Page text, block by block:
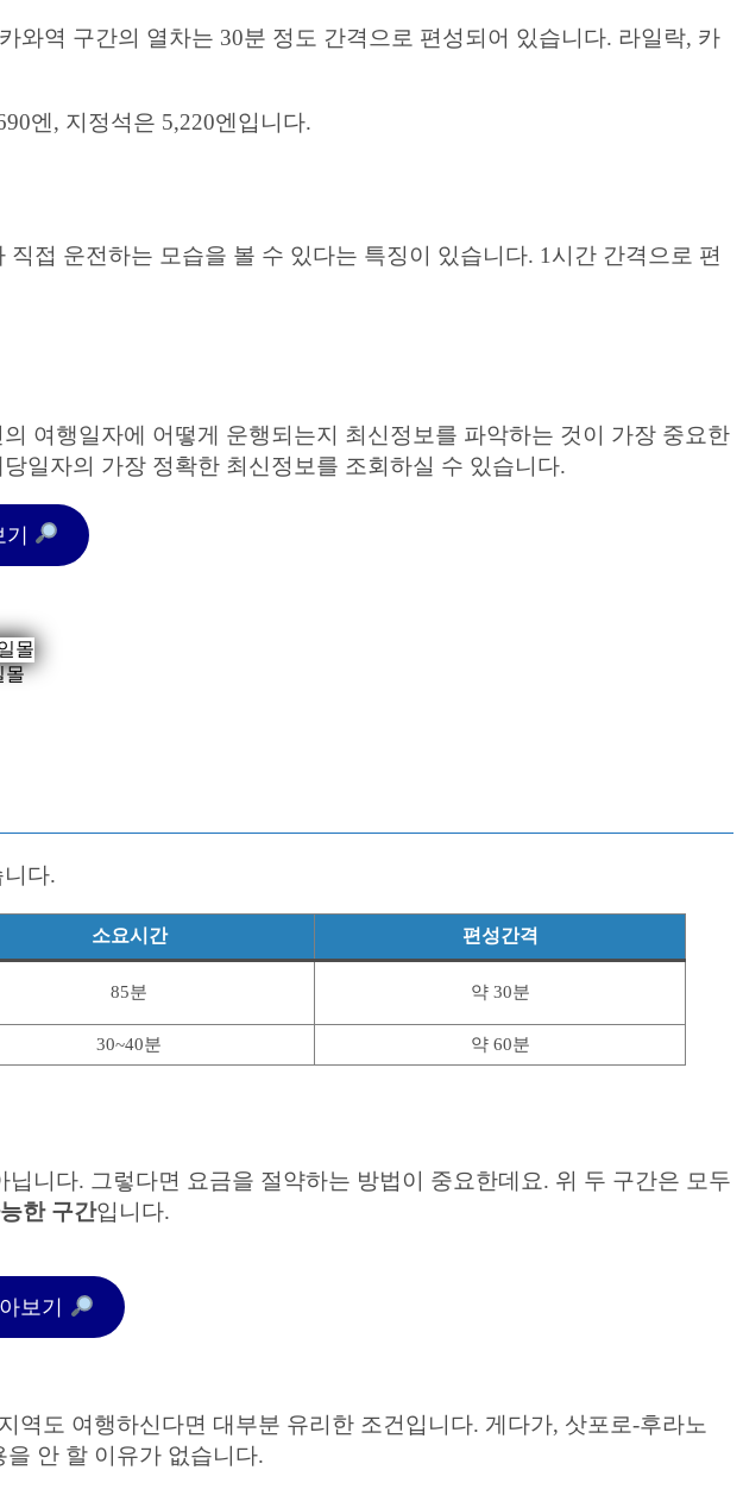
역 구간의 열차는 30분 정도 간격으로 편성되어 있습니다. 라일락, 카
엔, 지정석은 5,220엔입니다.
접 운전하는 모습을 볼 수 있다는 특징이 있습니다. 1시간 간격으로 편
여행일자에 어떻게 운행되는지 최신정보를 파악하는 것이 가장 중요한
일자의 가장 정확한 최신정보를 조회하실 수 있습니다.
몰
다.
소요시간 편성간격
85분 약 30분
30~40분 약 60분
니다. 그렇다면 요금을 절약하는 방법이 중요한데요. 위 두 구간은 모두
한 구간입니다.
보기
역도 여행하신다면 대부분 유리한 조건입니다. 게다가, 삿포로-후라노
안 할 이유가 없습니다.